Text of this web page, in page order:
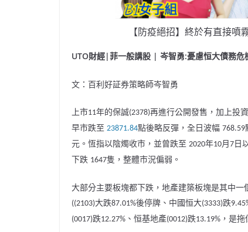
【防疫絕招】終於有直接
UTO財經|菲一般講股 | 岑智勇:憂慮恒大債務危
文：百利好証券策略師岑智勇
上市11年的保誠(2378)再進行公開發售，加上投
早市跌至 ‪23871.84‬點後略反彈，全日波幅 768.59
元。恆指以陰燭收市，並曾跌至 2020年10月 7 日
下跌 1647隻，整體市況偏弱。
大部分主要板塊都下跌，地產建築板塊是其中
((2103)大跌87.01%後停牌、中國恒大(3333)跌
(0017)跌12.27% 、恒基地產(0012)跌13.19% ，是